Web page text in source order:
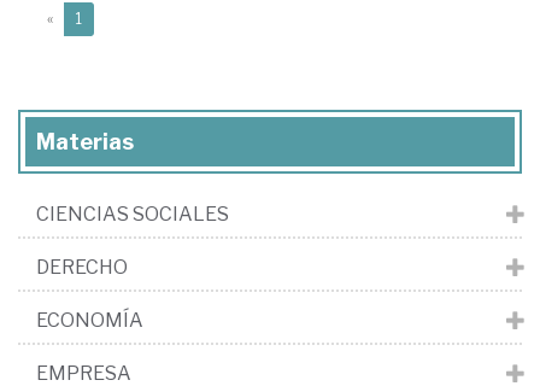
« 1
Materias
CIENCIAS SOCIALES
DERECHO
ECONOMÍA
EMPRESA